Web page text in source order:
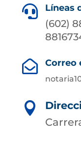
 Líneas
(602)
 Correo
